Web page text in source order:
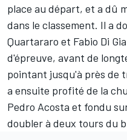
place au départ, et a dû
dans le classement. Il a
Quartararo et Fabio Di
d'épreuve, avant de
pointant jusqu'à près de
a ensuite profité de la
Pedro Acosta et fondu
doubler à deux tours du